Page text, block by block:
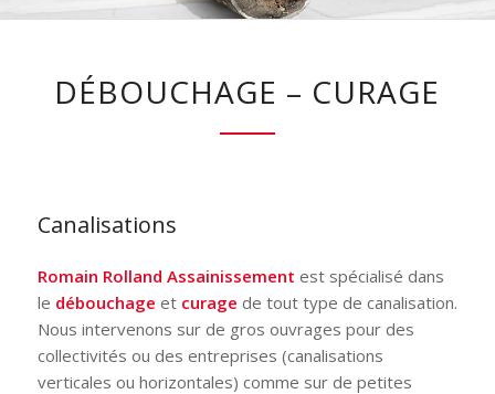
DÉBOUCHAGE – CURAGE
Canalisations
Romain Rolland Assainissement est spécialisé dans
le débouchage et curage de tout type de canalisation.
Nous intervenons sur de gros ouvrages pour des
collectivités ou des entreprises (canalisations
verticales ou horizontales) comme sur de petites